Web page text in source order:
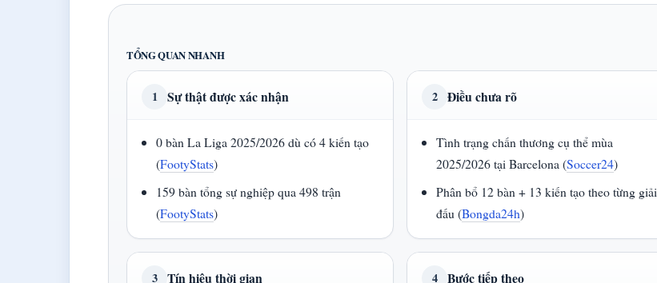
TỔNG QUAN NHANH
1 Sự thật được xác nhận
0 bàn La Liga 2025/2026 dù có 4 kiến tạo
(FootyStats)
159 bàn tổng sự nghiệp qua 498 trận
(FootyStats)
2 Điều chưa rõ
Tình trạng chấn thương cụ thể mùa
2025/2026 tại Barcelona (Soccer24)
Phân bổ 12 bàn + 13 kiến tạo theo từng giải
đấu (Bongda24h)
3 Tín hiệu thời gian 4 Bước tiếp theo